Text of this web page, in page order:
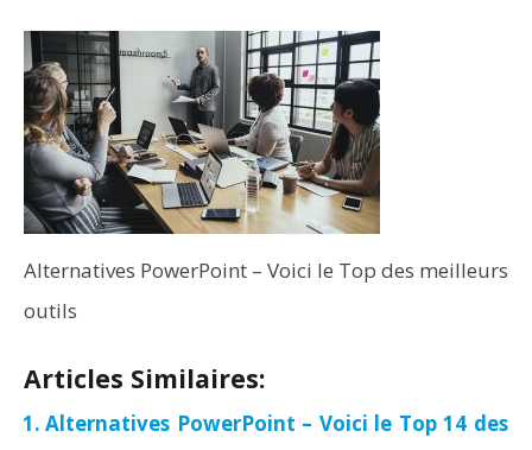
Alternatives PowerPoint – Voici le Top des meilleurs
outils
Articles Similaires:
Alternatives PowerPoint – Voici le Top 14 des